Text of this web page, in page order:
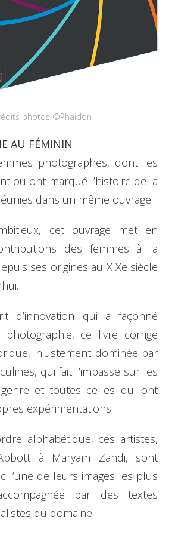
photos ©Phaidon
AU FÉMININ
photographes, dont les
ou ont marqué l’histoire de la
dans un même ouvrage.
cet ouvrage met en
des femmes à la
ses origines au XIXe siècle
d’innovation qui a façonné
photographie, ce livre corrige
injustement dominée par
qui fait l’impasse sur les
et toutes celles qui ont
expérimentations.
alphabétique, ces artistes,
à Maryam Zandi, sont
l’une de leurs images les plus
par des textes
du domaine.